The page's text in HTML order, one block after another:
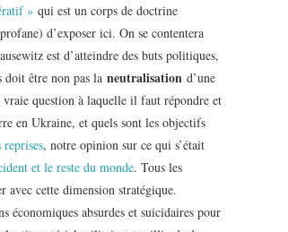
» qui est un corps de doctrine
d’exposer ici. On se contentera
est d’atteindre des buts politiques,
doit être non pas la neutralisation d’une
question à laquelle il faut répondre et
en Ukraine, et quels sont les objectifs
reprises, notre opinion sur ce qui s’était
et le reste du monde. Tous les
avec cette dimension stratégique.
économiques absurdes et suicidaires pour